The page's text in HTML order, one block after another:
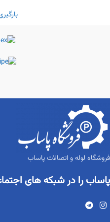
فروشگاه لوله و اتصالات پاساب
پاساب را در شبکه های